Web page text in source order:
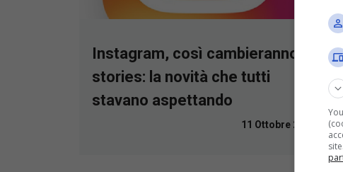
Instagram, così cambieranno le
stories: la novità che tutti
stavano aspettando
11 Ottobre 2023